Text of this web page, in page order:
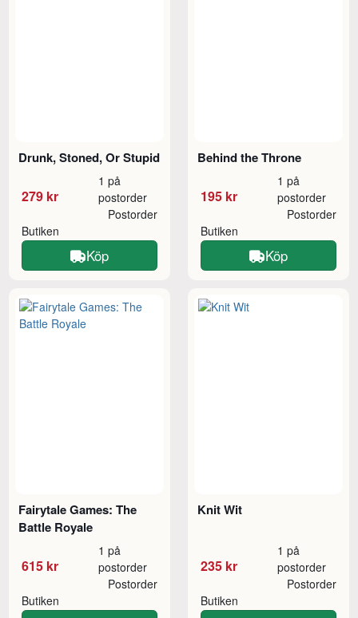
Drunk, Stoned, Or Stupid
279 kr
1 på
postorder
Butiken
Postorder
Köp
Behind the Throne
195 kr
1 på
postorder
Butiken
Postorder
Köp
Fairytale Games: The
Battle Royale
615 kr
1 på
postorder
Butiken
Postorder
Knit Wit
235 kr
1 på
postorder
Butiken
Postorder